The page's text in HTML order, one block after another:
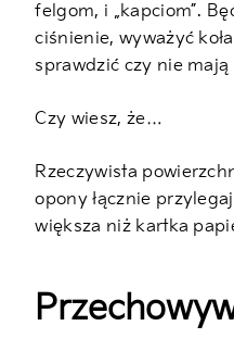
felgom, i „kapciom”.
ciśnienie, wyważyć
sprawdzić czy nie
Czy wiesz, że…
Rzeczywista
opony łącznie
większa niż kartka